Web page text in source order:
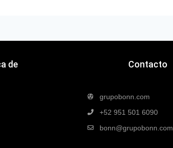
de Contacto
grupobonn.com
+52 951 501 6090
bonn@grupobonn.com